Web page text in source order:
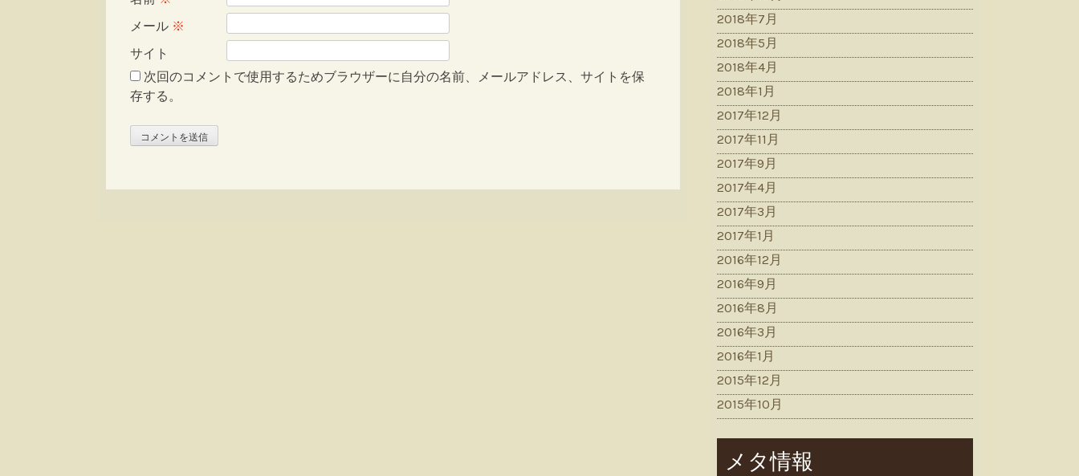
メール ※
サイト
次回のコメントで使用するためブラウザーに自分の名前、メールアドレス、サイトを保
存する。
2018年7月
2018年5月
2018年4月
2018年1月
2017年12月
2017年11月
2017年9月
2017年4月
2017年3月
2017年1月
2016年12月
2016年9月
2016年8月
2016年3月
2016年1月
2015年12月
2015年10月
メタ情報